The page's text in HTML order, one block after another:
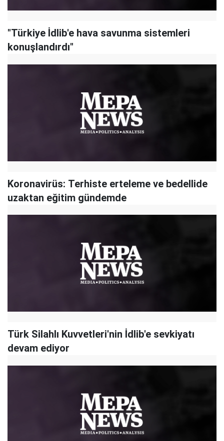
"Türkiye İdlib'e hava savunma sistemleri
konuşlandırdı"
Koronavirüs: Terhiste erteleme ve bedellide
uzaktan eğitim gündemde
Türk Silahlı Kuvvetleri'nin İdlib'e sevkiyatı
devam ediyor